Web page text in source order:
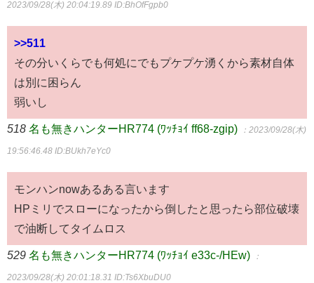
2023/09/28(木) 20:04:19.89 ID:BhOfFgpb0
>>511
その分いくらでも何処にでもプケプケ湧くから素材自体
は別に困らん
弱いし
518 名も無きハンターHR774 (ﾜｯﾁｮｲ ff68-zgip) ：2023/09/28(木)
19:56:46.48 ID:BUkh7eYc0
モンハンnowあるある言います
HPミリでスローになったから倒したと思ったら部位破壊
で油断してタイムロス
529 名も無きハンターHR774 (ﾜｯﾁｮｲ e33c-/HEw) ：
2023/09/28(木) 20:01:18.31 ID:Ts6XbuDU0